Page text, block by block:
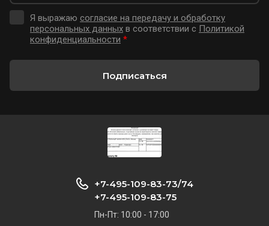
Я выражаю согласие на передачу и обработку
персональных данных в соответствии с Политикой
конфиденциальности *
Подписаться
+7-495-109-83-73/74
+7-495-109-83-75
Пн-Пт: 10:00 - 17:00